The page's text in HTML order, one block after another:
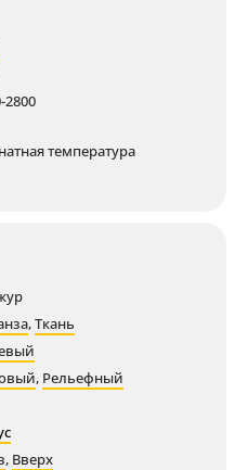
2800
температура
,Ткань
, Рельефный
, Вверх